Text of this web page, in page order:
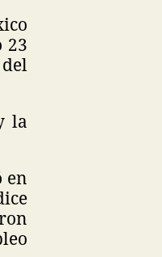
23
la
en